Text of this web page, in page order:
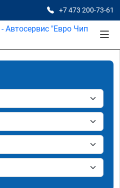
+7 473 200-73-61